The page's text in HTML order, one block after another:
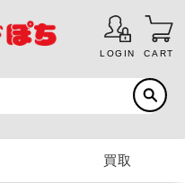
LOGIN CART
買取